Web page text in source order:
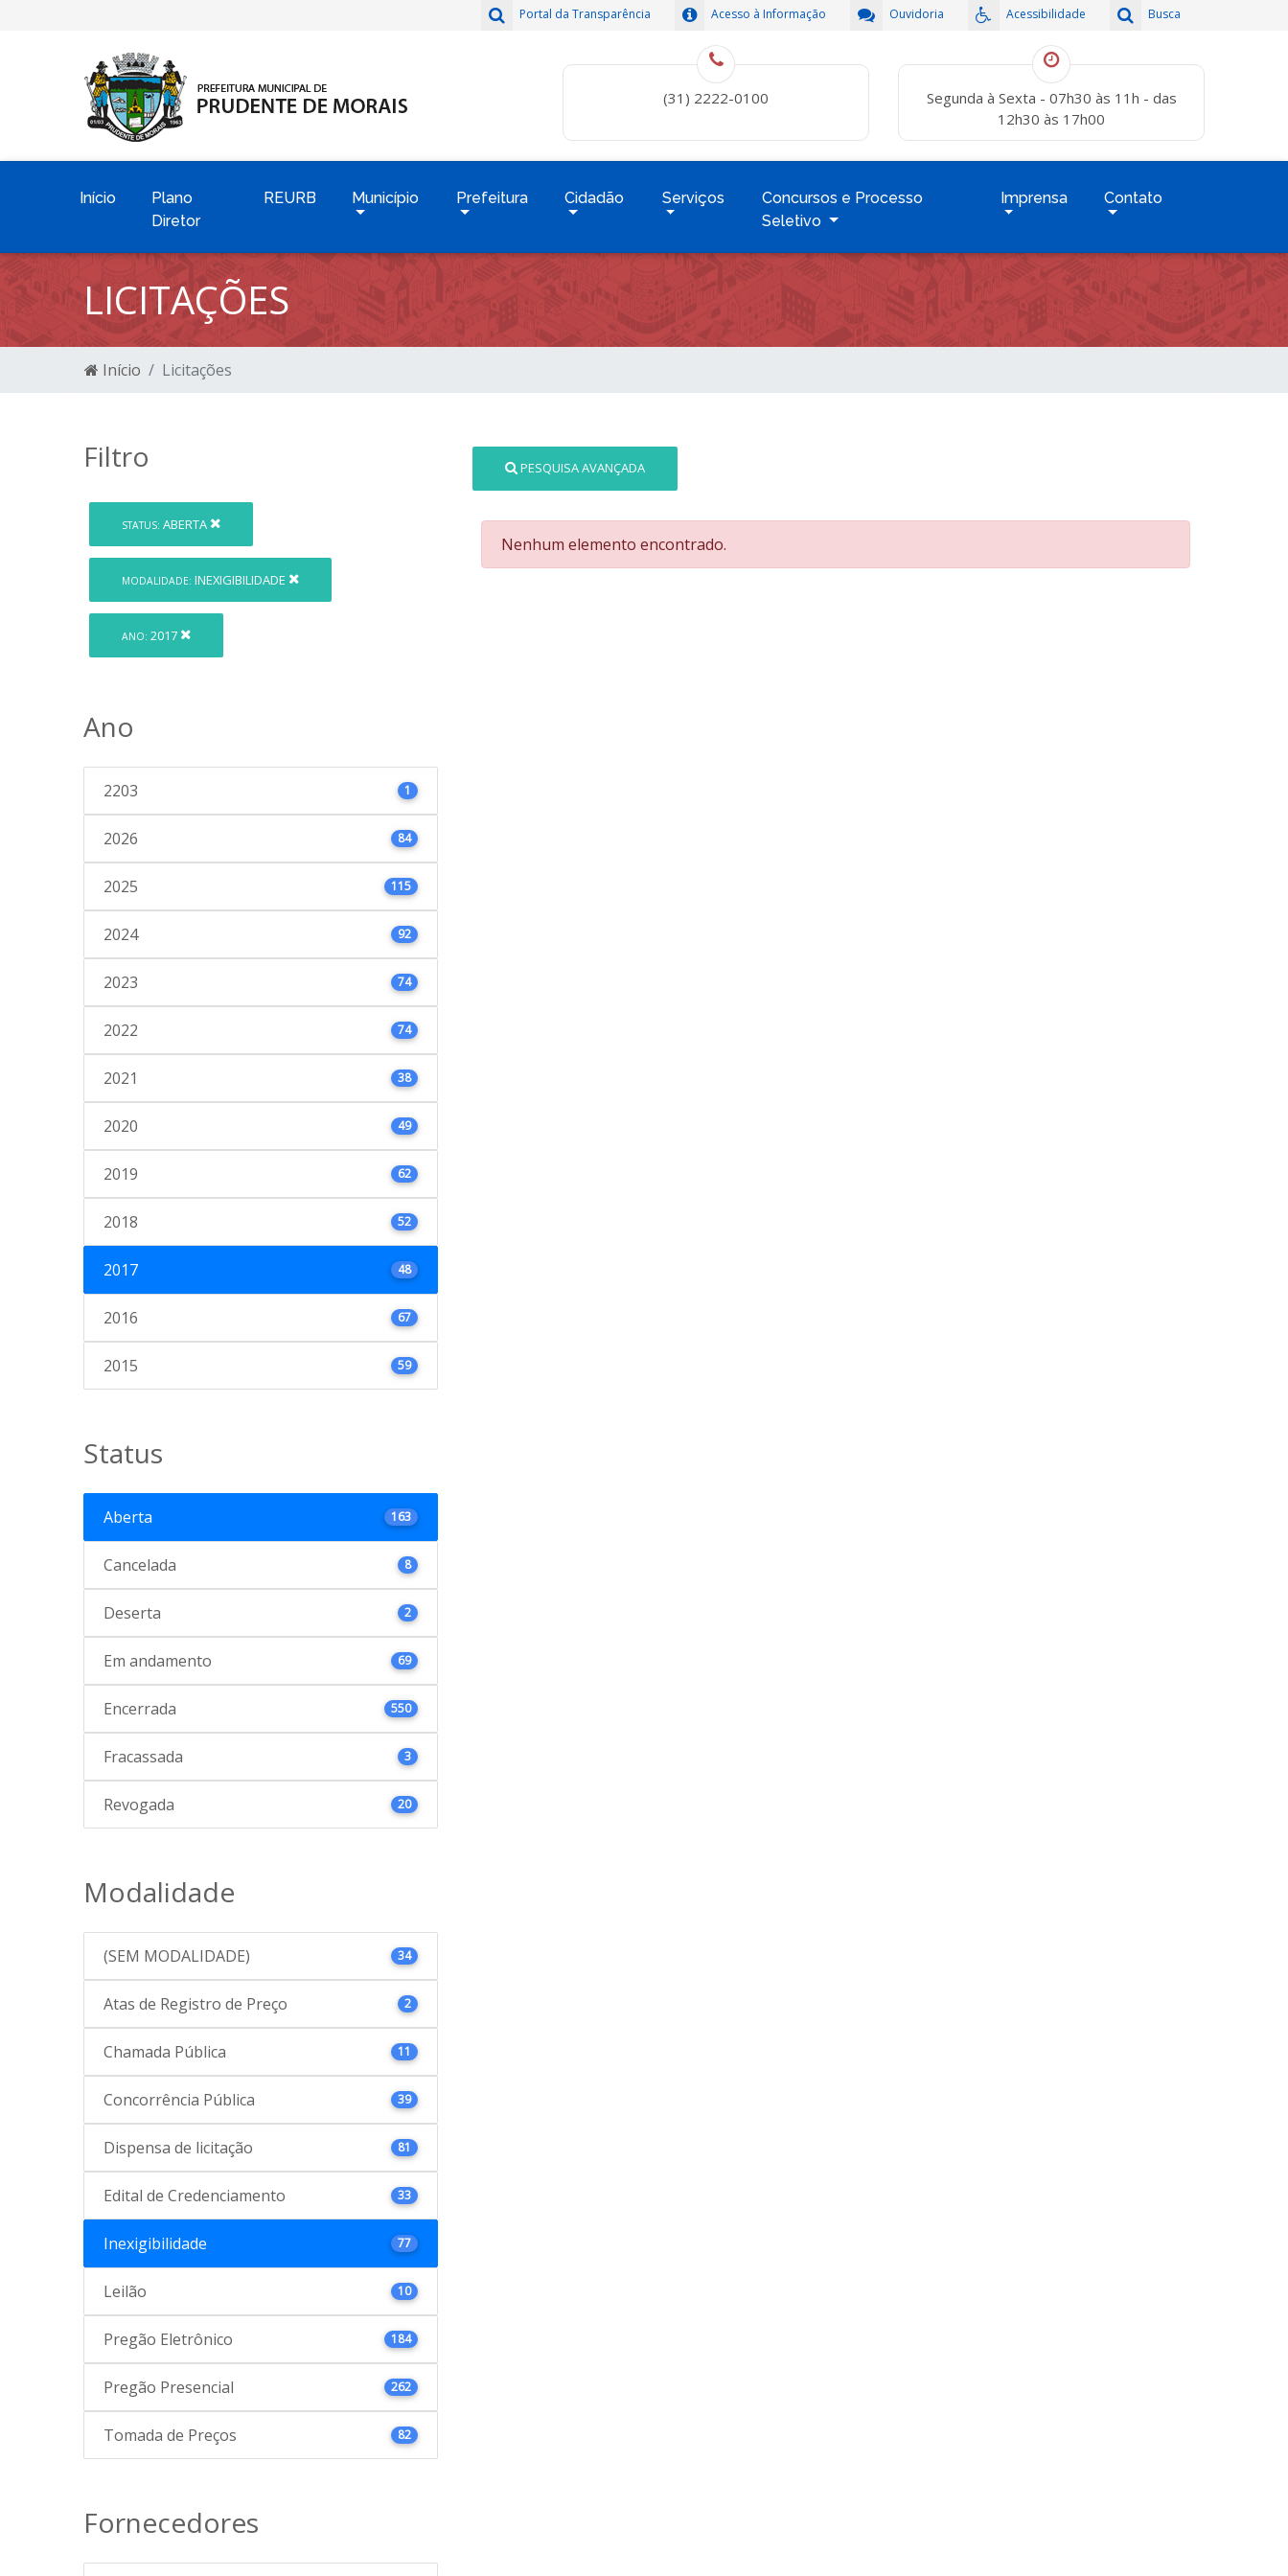
Busca
Acessibilidade
Ouvidoria
Acesso à Informação
Portal da Transparência
(31) 2222-0100
Segunda à Sexta - 07h30 às 11h - das
12h30 às 17h00
Início
Plano
Diretor
REURB Município Prefeitura Cidadão Serviços
Concursos e Processo
Seletivo
Imprensa Contato
LICITAÇÕES
Início Licitações
Filtro
STATUS: ABERTA
MODALIDADE: INEXIGIBILIDADE
ANO: 2017
Ano
2203 1
2026 84
2025 115
2024 92
2023 74
2022 74
2021 38
2020 49
2019 62
2018 52
2017 48
2016 67
2015 59
Status
Aberta 163
Cancelada 8
Deserta 2
Em andamento 69
Encerrada 550
Fracassada 3
Revogada 20
Modalidade
(SEM MODALIDADE) 34
Atas de Registro de Preço 2
Chamada Pública 11
Concorrência Pública 39
Dispensa de licitação 81
Edital de Credenciamento 33
Inexigibilidade 77
Leilão 10
Pregão Eletrônico 184
Pregão Presencial 262
Tomada de Preços 82
Fornecedores
PESQUISA AVANÇADA
Nenhum elemento encontrado.